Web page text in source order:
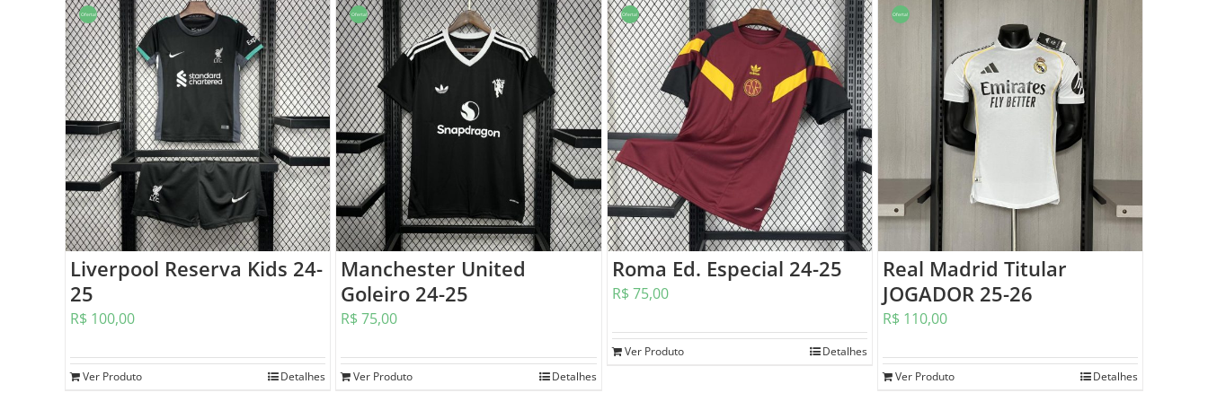
Oferta!
Liverpool Reserva Kids 24-
25
R$ 100,00
Ver Produto Detalhes
Oferta!
Manchester United
Goleiro 24-25
R$ 75,00
Ver Produto Detalhes
Oferta!
Roma Ed. Especial 24-25
R$ 75,00
Ver Produto Detalhes
Oferta!
Real Madrid Titular
JOGADOR 25-26
R$ 110,00
Ver Produto Detalhes